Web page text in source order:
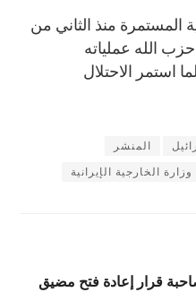
المستمرة منذ الثاني من
فيما يواصل حزب الله عملياته
استمر الاحتلال
المنشر
وزارة الخارجية الإيرانية
قرار إعادة فتح مضيق